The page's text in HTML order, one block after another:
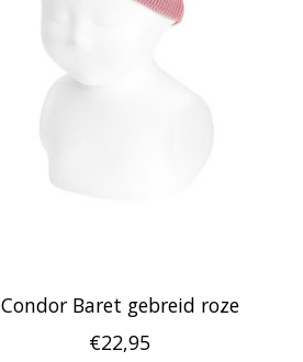
Condor Baret gebreid roze
€22,95